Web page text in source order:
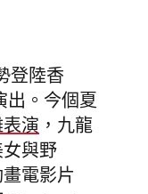
登陸香
出。今個夏
表演 ，九龍
與野
電影片